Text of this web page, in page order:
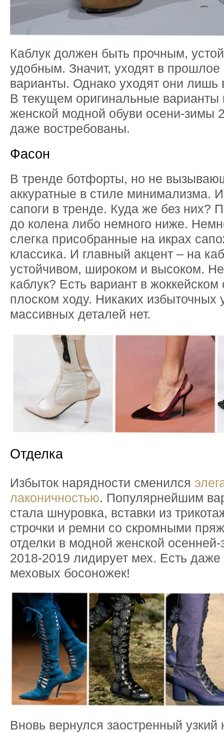
Каблук должен быть прочным,
удобным. Значит, уходят в
варианты. Однако уходят они лишь
В текущем оригинальные варианты
женской модной обуви осени-зимы
даже востребованы.
Фасон
В тренде ботфорты, но не
аккуратные в стиле минимализма.
сапоги в тренде. Куда же без них?
до колена либо немного ниже.
слегка присобранные на икрах
классика. И главный акцент – на
устойчивом, широком и высоком. Не
каблук? Есть вариант в жоккейском
плоском ходу. Никаких избыточных
массивных деталей нет.
Отделка
Избыток нарядности сменился
лаконичностью. Популярнейшим
стала шнуровка, вставки из
строчки и ремни со скромными
отделки в модной женской
2018-2019 лидирует мех. Есть
меховых босоножек!
Вновь вернулся заостренный